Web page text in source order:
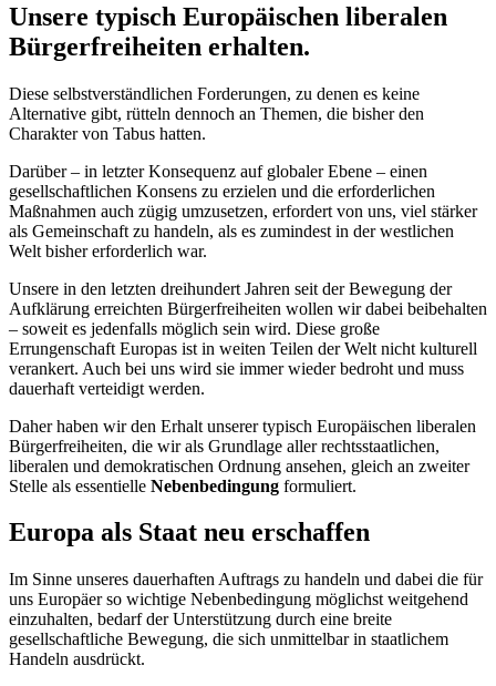
Unsere typisch Europäischen liberalen
Bürgerfreiheiten erhalten.
Diese selbstverständlichen Forderungen, zu denen es keine
Alternative gibt, rütteln dennoch an Themen, die bisher den
Charakter von Tabus hatten.
Darüber – in letzter Konsequenz auf globaler Ebene – einen
gesellschaftlichen Konsens zu erzielen und die erforderlichen
Maßnahmen auch zügig umzusetzen, erfordert von uns, viel stärker
als Gemeinschaft zu handeln, als es zumindest in der westlichen
Welt bisher erforderlich war.
Unsere in den letzten dreihundert Jahren seit der Bewegung der
Aufklärung erreichten Bürgerfreiheiten wollen wir dabei beibehalten
– soweit es jedenfalls möglich sein wird. Diese große
Errungenschaft Europas ist in weiten Teilen der Welt nicht kulturell
verankert. Auch bei uns wird sie immer wieder bedroht und muss
dauerhaft verteidigt werden.
Daher haben wir den Erhalt unserer typisch Europäischen liberalen
Bürgerfreiheiten, die wir als Grundlage aller rechtsstaatlichen,
liberalen und demokratischen Ordnung ansehen, gleich an zweiter
Stelle als essentielle Nebenbedingung formuliert.
Europa als Staat neu erschaffen
Im Sinne unseres dauerhaften Auftrags zu handeln und dabei die für
uns Europäer so wichtige Nebenbedingung möglichst weitgehend
einzuhalten, bedarf der Unterstützung durch eine breite
gesellschaftliche Bewegung, die sich unmittelbar in staatlichem
Handeln ausdrückt.